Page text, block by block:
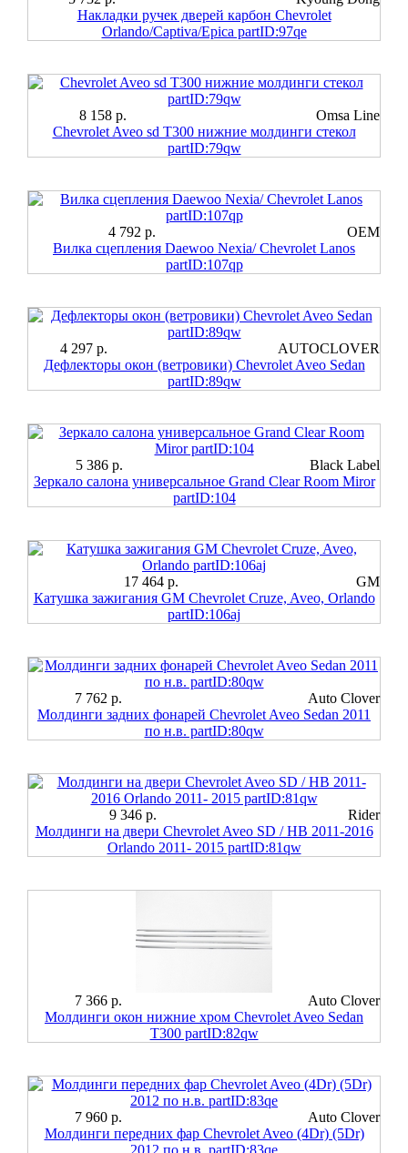
Накладки ручек дверей карбон Chevrolet
Orlando/Captiva/Epica partID:97qe
8 158 р.
Omsa Line
Chevrolet Aveo sd T300 нижние молдинги стекол
partID:79qw
4 792 р.
OEM
Вилка сцепления Daewoo Nexia/ Chevrolet Lanos
partID:107qp
4 297 р.
AUTOCLOVER
Дефлекторы окон (ветровики) Chevrolet Aveo Sedan
partID:89qw
5 386 р.
Black Label
Зеркало салона универсальное Grand Clear Room Miror
partID:104
17 464 р.
GM
Катушка зажигания GM Chevrolet Cruze, Aveo, Orlando
partID:106aj
7 762 р.
Auto Clover
Молдинги задних фонарей Chevrolet Aveo Sedan 2011
по н.в. partID:80qw
9 346 р.
Rider
Молдинги на двери Chevrolet Aveo SD / HB 2011-2016
Orlando 2011- 2015 partID:81qw
7 366 р.
Auto Clover
Молдинги окон нижние хром Chevrolet Aveo Sedan
T300 partID:82qw
7 960 р.
Auto Clover
Молдинги передних фар Chevrolet Aveo (4Dr) (5Dr)
2012 по н.в. partID:83qe